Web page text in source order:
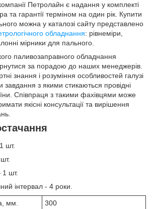
Петролайн є надання у комплекті
та гарантії терміном на один рік. Купити
можна у каталозі сайту представлено
обладнання: рівнеміри,
мірники для пального.
паливозаправного обладнання
за порадою до наших менеджерів.
знання і розуміння особливостей галузі
завдання з якими стикаються провідні
Співпраця з такими фахівцями може
якісні консультації та вирішення
шт.
шт.
інтервал - 4 роки.
мм.
300